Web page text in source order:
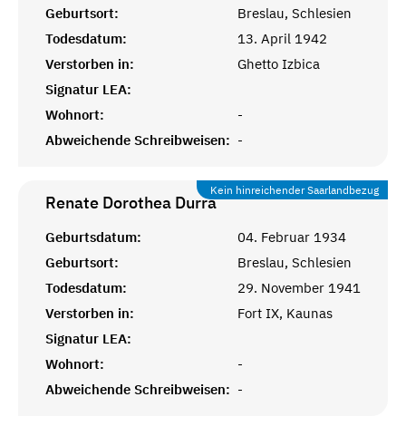
Geburtsort:
Breslau, Schlesien
Todesdatum:
13. April 1942
Verstorben in:
Ghetto Izbica
Signatur LEA:
Wohnort:
-
Abweichende Schreibweisen: -
Kein hinreichender Saarlandbezug
Renate Dorothea Durra
Geburtsdatum:
04. Februar 1934
Geburtsort:
Breslau, Schlesien
Todesdatum:
29. November 1941
Verstorben in:
Fort IX, Kaunas
Signatur LEA:
Wohnort:
-
Abweichende Schreibweisen: -